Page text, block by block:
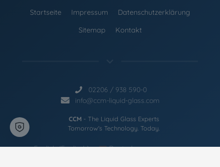
Startseite Impressum
Datenschutzerklärung
Sitemap
Kontakt
02206 / 938 590-0
info@ccm-liquid-glass.com
CCM- The Liquid Glass Experts
Tomorrow's Technology. Today.
English(Englisch) Deutsch